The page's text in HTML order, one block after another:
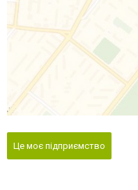
Це моє підприємство